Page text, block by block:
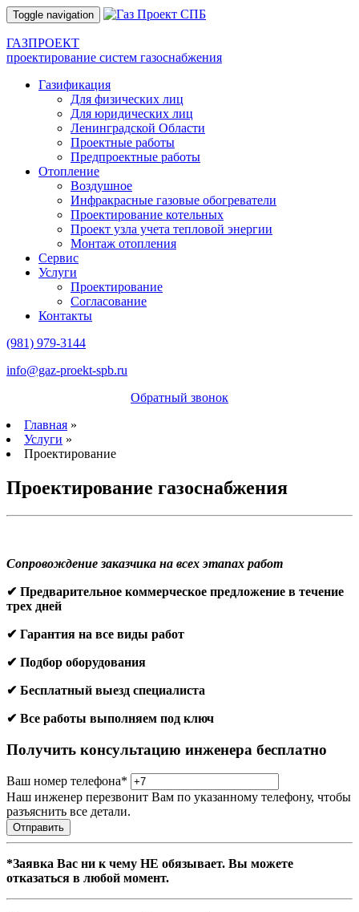
Toggle navigation
ГАЗПРОЕКТ
проектирование систем газоснабжения
Газификация
Для физических лиц
Для юридических лиц
Ленинградской Области
Проектные работы
Предпроектные работы
Отопление
Воздушное
Инфракрасные газовые обогреватели
Проектирование котельных
Проект узла учета тепловой энергии
Монтаж отопления
Сервис
Услуги
Проектирование
Согласование
Контакты
(981) 979-3144
info@gaz-proekt-spb.ru
Обратный звонок
Главная »
Услуги »
Проектирование
Проектирование газоснабжения
Сопровождение заказчика на всех этапах работ
✔ Предварительное коммерческое предложение в течение
трех дней
✔ Гарантия на все виды работ
✔ Подбор оборудования
✔ Бесплатный выезд специалиста
✔ Все работы выполняем под ключ
Получить консультацию инженера бесплатно
Ваш номер телефона*
Наш инженер перезвонит Вам по указанному телефону, чтобы
разъяснить все детали.
Отправить
*Заявка Вас ни к чему НЕ обязывает. Вы можете
отказаться в любой момент.